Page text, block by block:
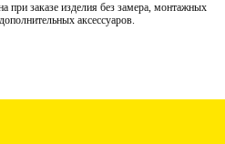
при заказе изделия без замера, монтажных
аксессуаров.